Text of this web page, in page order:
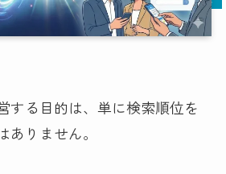
する目的は、単に検索順位を
りません。